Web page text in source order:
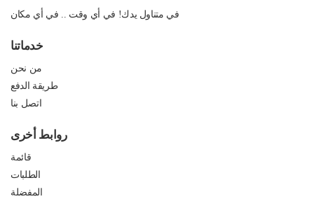
في متناول يدك! في أي وقت .. في أي مكان
خدماتنا
من نحن
طريقة الدفع
اتصل بنا
روابط أخرى
قائمة
الطلبات
المفضلة